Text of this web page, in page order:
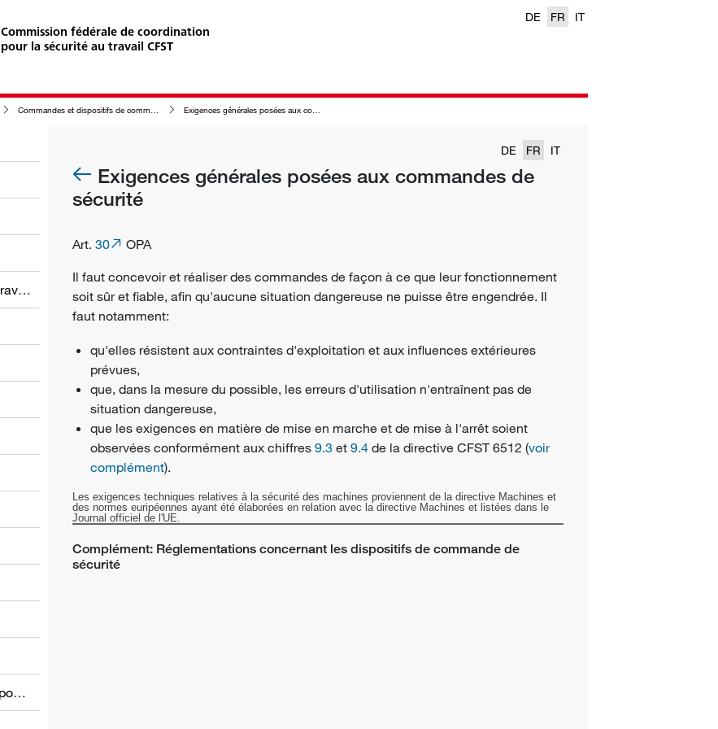
Commission fédérale de coordination
pour la sécurité au travail CFST
DE FR IT
Commandes et dispositifs de commande aux équipements de travail Exigences générales posées aux commandes de sécurité
Obligations des employeurs et des travailleurs
Informations relatives à d’autres dispositions
DE FR IT
Exigences générales posées aux commandes de
sécurité
Art. 30
OPA
Il faut concevoir et réaliser des commandes de façon à ce que leur fonctionnement
soit sûr et fiable, afin qu'aucune situation dangereuse ne puisse être engendrée. Il
faut notamment:
qu'elles résistent aux contraintes d'exploitation et aux influences extérieures
prévues,
que, dans la mesure du possible, les erreurs d'utilisation n'entraînent pas de
situation dangereuse,
que les exigences en matière de mise en marche et de mise à l'arrêt soient
observées conformément aux chiffres 9.3 et 9.4 de la directive CFST 6512 (voir
complément).
Les exigences techniques relatives à la sécurité des machines proviennent de la directive Machines et
des normes euripéennes ayant été élaborées en relation avec la directive Machines et listées dans le
Journal officiel de l'UE.
Complément: Réglementations concernant les dispositifs de commande de
sécurité